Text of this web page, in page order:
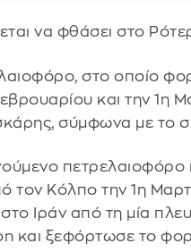
να φθάσει στο
στο οποίο
και την 1η
σύμφωνα με το
τον Κόλπο την 1η
Ιράν από τη μία
και ξεφόρτωσε το